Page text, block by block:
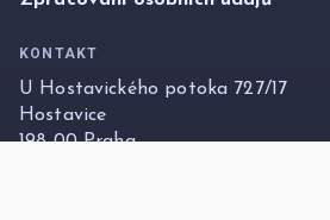
KONTAKT
U Hostavického potoka 727/17
Hostavice
198 00 Praha